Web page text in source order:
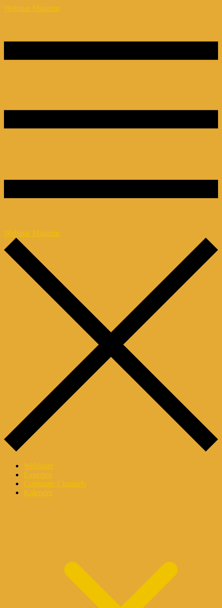
Webinar Magazin
Webinar Magazin
Webinare
Experten
Corporate Channels
Kalender